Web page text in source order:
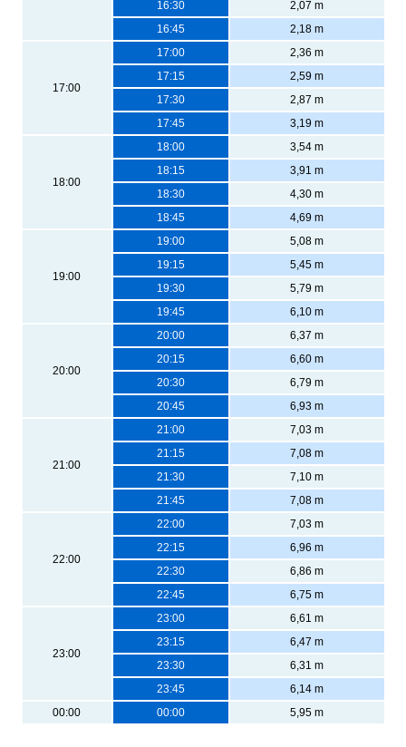
16:30
2,07 m
16:45
2,18 m
17:00
17:00
2,36 m
17:15
2,59 m
17:30
2,87 m
17:45
3,19 m
18:00
18:00
3,54 m
18:15
3,91 m
18:30
4,30 m
18:45
4,69 m
19:00
19:00
5,08 m
19:15
5,45 m
19:30
5,79 m
19:45
6,10 m
20:00
20:00
6,37 m
20:15
6,60 m
20:30
6,79 m
20:45
6,93 m
21:00
21:00
7,03 m
21:15
7,08 m
21:30
7,10 m
21:45
7,08 m
22:00
22:00
7,03 m
22:15
6,96 m
22:30
6,86 m
22:45
6,75 m
23:00
23:00
6,61 m
23:15
6,47 m
23:30
6,31 m
23:45
6,14 m
00:00
00:00 5,95 m